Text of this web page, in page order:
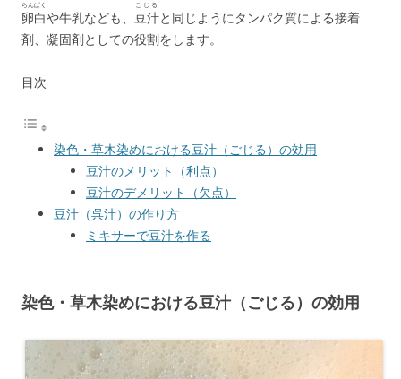
卵白
らんぱく
や牛乳なども、 豆汁
ごじる
と同じようにタンパク質による接着
剤、凝固剤としての役割をします。
目次
染色・草木染めにおける豆汁（ごじる）の効用
豆汁のメリット（利点）
豆汁のデメリット（欠点）
豆汁（呉汁）の作り方
ミキサーで豆汁を作る
染色・草木染めにおける豆汁（ごじる）の効用